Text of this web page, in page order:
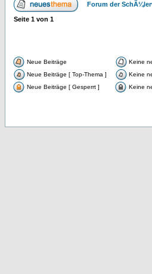
Forum der
Seite 1 von 1
Neue Beiträge Keine
Neue Beiträge [ Top-Thema ]
Keine
Neue Beiträge [ Gesperrt ]
Keine